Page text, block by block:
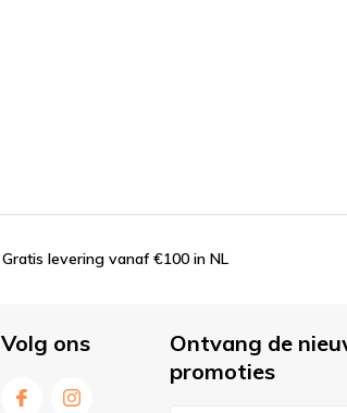
Gratis levering vanaf €100 in NL
Volg ons
Ontvang de
promoties